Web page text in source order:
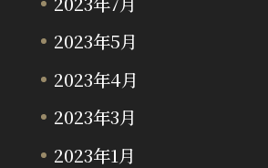
2023年5月
2023年4月
2023年3月
2023年1月